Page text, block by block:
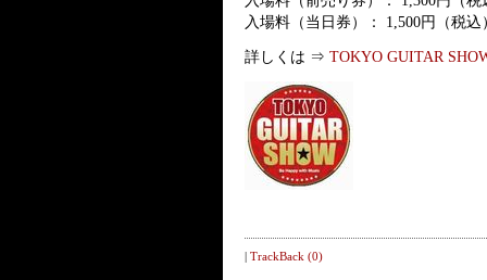
入場料（当日券）： 1,500円（税
詳しくは ⇒ TOKYO GUITAR
| TrackBack (0)